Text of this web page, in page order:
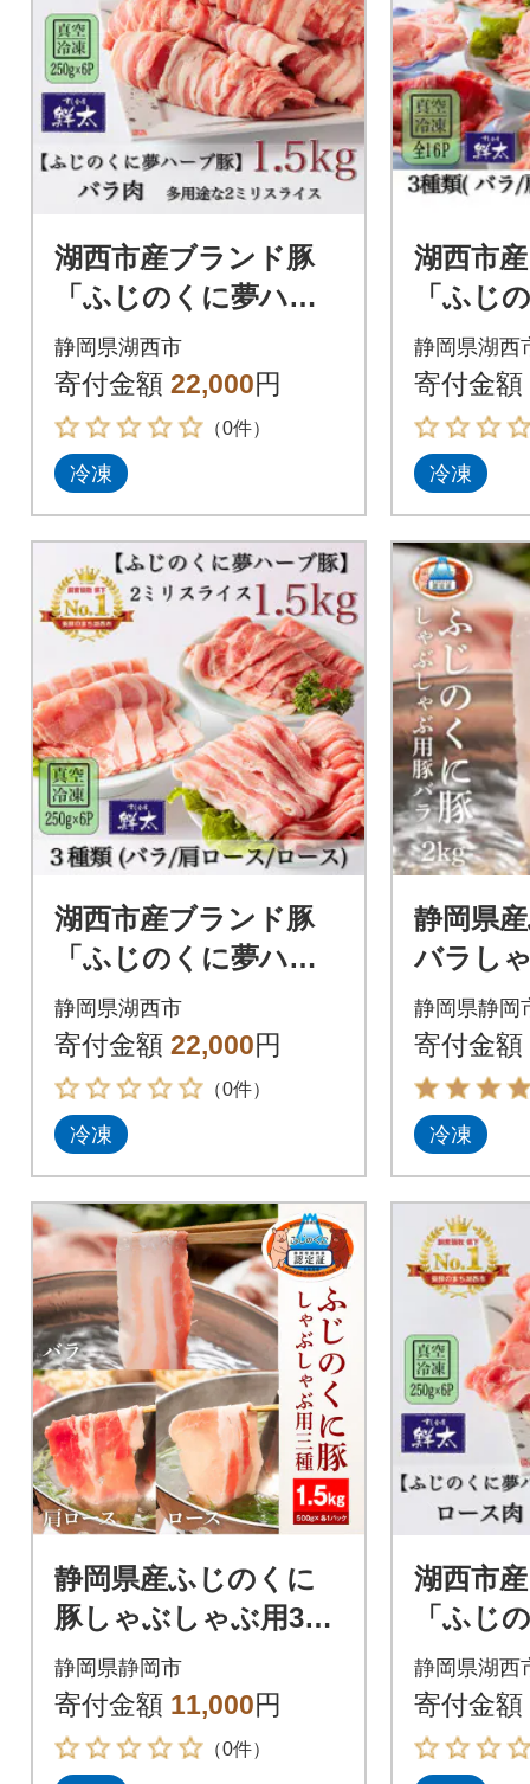
湖西市産ブランド豚
「ふじのくに夢ハー
ブ豚」バラ肉2ミリス
ライス1.5Kg(250g×6
P)真空・冷凍
静岡県湖西市
寄付金額 22,000円
（0件）
冷凍
湖西市
「ふじ
ブ豚」3
ィセッ
4.2Kg真
静岡県湖西
寄付金額
冷凍
湖西市産ブランド豚
「ふじのくに夢ハー
ブ豚」3種類(2ミリス
ライス)1.5Kg(250g×
6)真空冷凍
静岡県湖西市
寄付金額 22,000円
（0件）
冷凍
静岡県
バラし
静岡県静岡
寄付金額
冷凍
静岡県産ふじのくに
豚しゃぶしゃぶ用3種
セット(バラ・ロー
ス・肩ロース、各500
g)
静岡県静岡市
寄付金額 11,000円
（0件）
湖西市
「ふじ
ブ豚」
スライ
6)真空
静岡県湖西
寄付金額